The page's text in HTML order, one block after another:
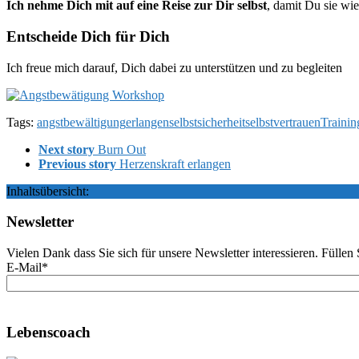
Ich nehme Dich mit auf eine Reise zur Dir selbst, damit Du sie
Entscheide Dich für Dich
Ich freue mich darauf, Dich dabei zu unterstützen und zu begleiten
Tags: angstbewältigungerlangenselbstsicherheitselbstvertrauen
Next story Burn Out
Previous story Herzenskraft erlangen
Inhaltsübersicht:
Newsletter
Vielen Dank dass Sie sich für unsere Newsletter interessieren.
E-Mail*
Lebenscoach